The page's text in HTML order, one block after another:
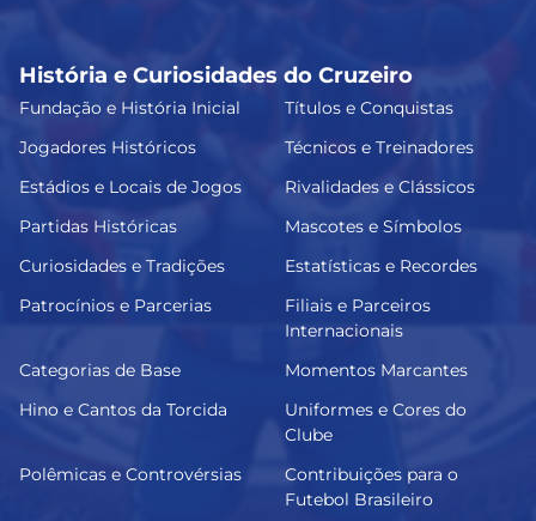
História e Curiosidades do Cruzeiro
Fundação e História Inicial
Títulos e Conquistas
Jogadores Históricos
Técnicos e Treinadores
Estádios e Locais de Jogos
Rivalidades e Clássicos
Partidas Históricas
Mascotes e Símbolos
Curiosidades e Tradições
Estatísticas e Recordes
Patrocínios e Parcerias
Filiais e Parceiros
Internacionais
Categorias de Base
Momentos Marcantes
Hino e Cantos da Torcida
Uniformes e Cores do
Clube
Polêmicas e Controvérsias
Contribuições para o
Futebol Brasileiro